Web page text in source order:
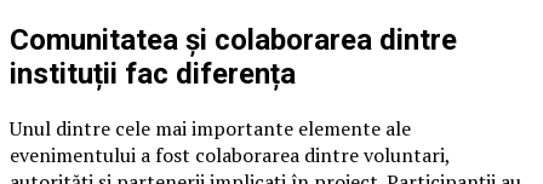
Comunitatea și colaborarea dintre
instituții fac diferența
Unul dintre cele mai importante elemente ale
evenimentului a fost colaborarea dintre voluntari,